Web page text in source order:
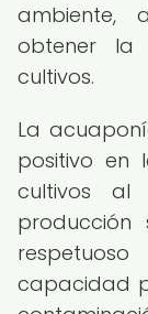
ambiente,
obtener la
cultivos.
La
positivo en
cultivos al
producción
capacidad